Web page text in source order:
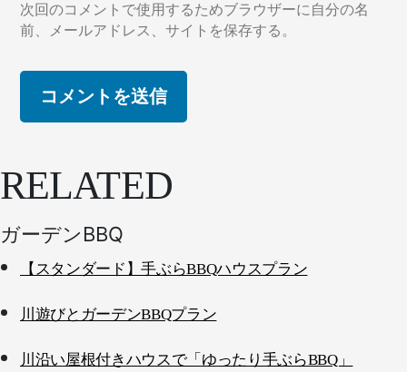
次回のコメントで使用するためブラウザーに自分の名
前、メールアドレス、サイトを保存する。
RELATED
ガーデンBBQ
【スタンダード】手ぶらBBQハウスプラン
川遊びとガーデンBBQプラン
川沿い屋根付きハウスで「ゆったり手ぶらBBQ」